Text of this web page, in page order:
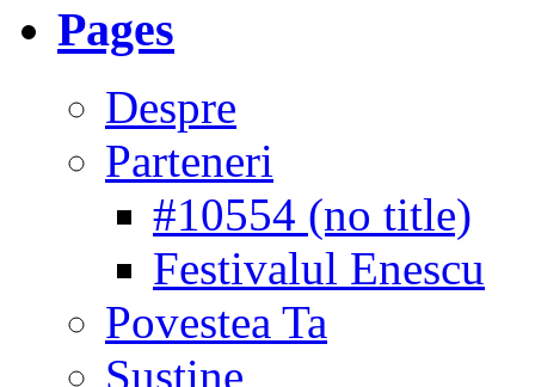
Pages
Despre
Parteneri
#10554 (no title)
Festivalul Enescu
Povestea Ta
Susţine